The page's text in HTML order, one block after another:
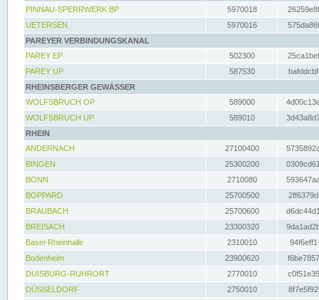
PINNAU-SPERRWERK BP
5970018
UETERSEN
5970016
PAREYER VERBINDUNGSKANAL
PAREY EP
502300
PAREY UP
587530
RHEINSBERGER GEWÄSSER
WOLFSBRUCH OP
589000
WOLFSBRUCH UP
589010
RHEIN
ANDERNACH
27100400
BINGEN
25300200
BONN
2710080
BOPPARD
25700500
BRAUBACH
25700600
BREISACH
23300320
Basel-Rheinhalle
2310010
Bodenheim
23900620
DUISBURG-RUHRORT
2770010
DÜSSELDORF
2750010